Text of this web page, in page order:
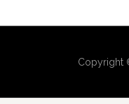
Copyright